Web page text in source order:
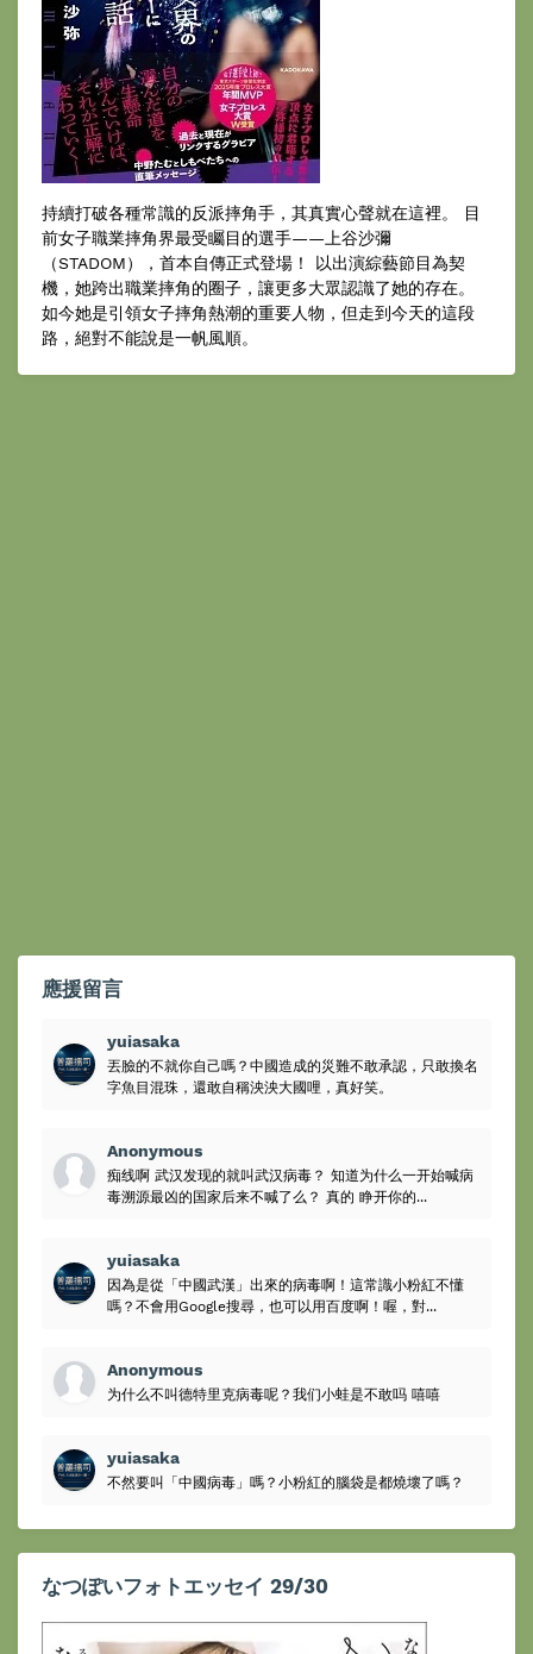
持續打破各種常識的反派摔角手，其真實心聲就在這裡。 目
前女子職業摔角界最受矚目的選手——上谷沙彌
（STADOM），首本自傳正式登場！ 以出演綜藝節目為契
機，她跨出職業摔角的圈子，讓更多大眾認識了她的存在。
如今她是引領女子摔角熱潮的重要人物，但走到今天的這段
路，絕對不能說是一帆風順。
應援留言
yuiasaka
丟臉的不就你自己嗎？中國造成的災難不敢承認，只敢換名
字魚目混珠，還敢自稱泱泱大國哩，真好笑。
Anonymous
痴线啊 武汉发现的就叫武汉病毒？ 知道为什么一开始喊病
毒溯源最凶的国家后来不喊了么？ 真的 睁开你的...
yuiasaka
因為是從「中國武漢」出來的病毒啊！這常識小粉紅不懂
嗎？不會用Google搜尋，也可以用百度啊！喔，對...
Anonymous
为什么不叫德特里克病毒呢？我们小蛙是不敢吗 嘻嘻
yuiasaka
不然要叫「中國病毒」嗎？小粉紅的腦袋是都燒壞了嗎？
なつぽいフォトエッセイ 29/30